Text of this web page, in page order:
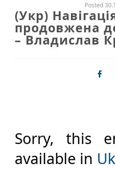
Posted
(Укр)
продовжена
– Владислав
Sorry, this
available in